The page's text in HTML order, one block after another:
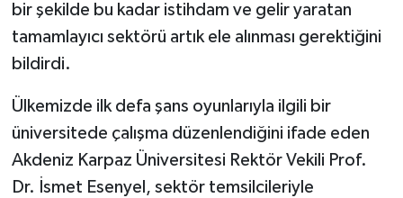
bir şekilde bu kadar istihdam ve gelir yaratan
tamamlayıcı sektörü artık ele alınması gerektiğini
bildirdi.
Ülkemizde ilk defa şans oyunlarıyla ilgili bir
üniversitede çalışma düzenlendiğini ifade eden
Akdeniz Karpaz Üniversitesi Rektör Vekili Prof.
Dr. İsmet Esenyel, sektör temsilcileriyle